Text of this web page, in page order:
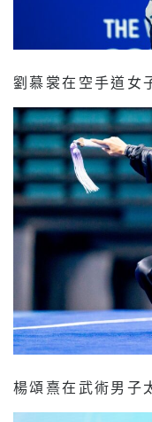
劉慕裳在空手道女
楊頌熹在武術男子